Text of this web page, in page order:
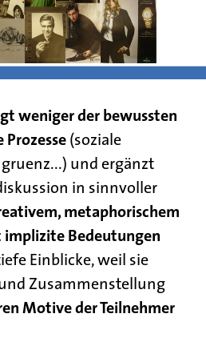
weniger der bewussten
(soziale
und ergänzt
in sinnvoller
metaphorischem
Bedeutungen
Einblicke, weil sie
Zusammenstellung
Motive der Teilnehmer